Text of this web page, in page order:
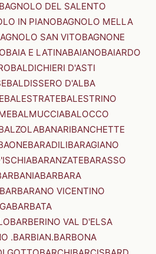
BAGNOLO DEL SALENTO
IN PIANOBAGNOLO MELLA
SAN VITOBAGNONE
BAIA E LATINABAIANOBAIARDO
BALDICHIERI D'ASTI
BALDISSERO D'ALBA
BALESTRATEBALESTRINO
BALMUCCIABALOCCO
BANARIBANCHETTE
BARADILIBARAGIANO
BARANZATEBARASSO
BARBARA
BARBARANO VICENTINO
BARBATA
BARBERINO VAL D'ELSA
.BARBIAN.BARBONA